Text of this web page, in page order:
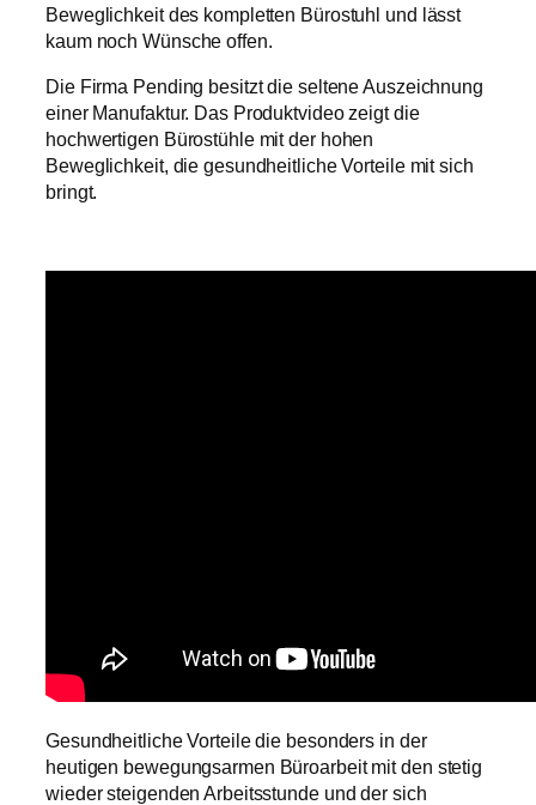
Beweglichkeit des kompletten Bürostuhl und lässt
kaum noch Wünsche offen.
Die Firma Pending besitzt die seltene Auszeichnung
einer Manufaktur. Das Produktvideo zeigt die
hochwertigen Bürostühle mit der hohen
Beweglichkeit, die gesundheitliche Vorteile mit sich
bringt.
Gesundheitliche Vorteile die besonders in der
heutigen bewegungsarmen Büroarbeit mit den stetig
wieder steigenden Arbeitsstunde und der sich